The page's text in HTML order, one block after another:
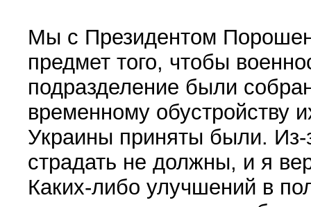
Мы с Президентом
предмет того, чтобы
подразделение были
временному обустройству
Украины приняты были. Из-
страдать не должны, и я
Каких-либо улучшений в